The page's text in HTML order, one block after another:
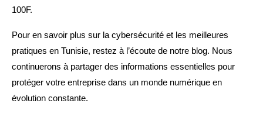
100F.
Pour en savoir plus sur la cybersécurité et les meilleures
pratiques en Tunisie, restez à l’écoute de notre blog. Nous
continuerons à partager des informations essentielles pour
protéger votre entreprise dans un monde numérique en
évolution constante.